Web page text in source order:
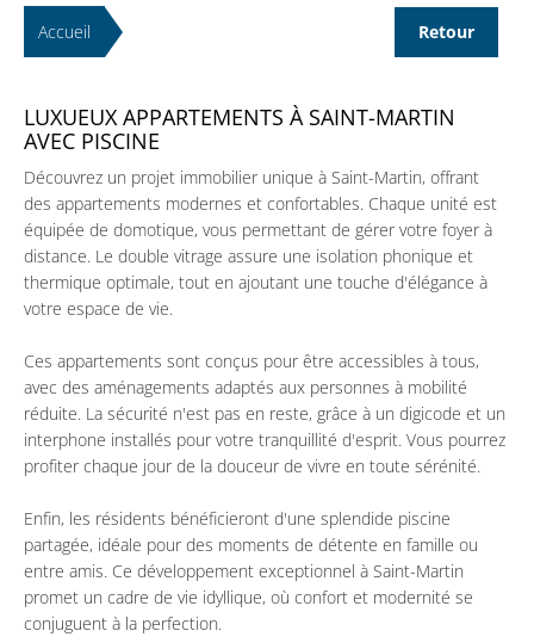
Accueil Retour
LUXUEUX APPARTEMENTS À SAINT-MARTIN
AVEC PISCINE
Découvrez un projet immobilier unique à Saint-Martin, offrant
des appartements modernes et confortables. Chaque unité est
équipée de domotique, vous permettant de gérer votre foyer à
distance. Le double vitrage assure une isolation phonique et
thermique optimale, tout en ajoutant une touche d'élégance à
votre espace de vie.
Ces appartements sont conçus pour être accessibles à tous,
avec des aménagements adaptés aux personnes à mobilité
réduite. La sécurité n'est pas en reste, grâce à un digicode et un
interphone installés pour votre tranquillité d'esprit. Vous pourrez
profiter chaque jour de la douceur de vivre en toute sérénité.
Enfin, les résidents bénéficieront d'une splendide piscine
partagée, idéale pour des moments de détente en famille ou
entre amis. Ce développement exceptionnel à Saint-Martin
promet un cadre de vie idyllique, où confort et modernité se
conjuguent à la perfection.